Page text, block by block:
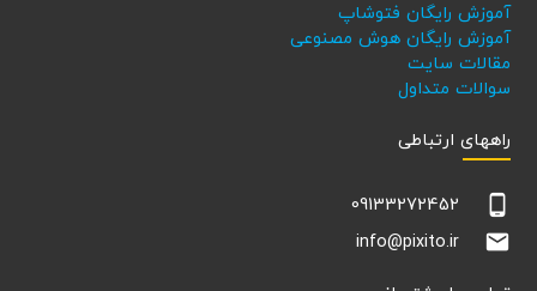
آموزش رایگان فتوشاپ
آموزش رایگان هوش مصنوعی
مقالات سایت
سوالات متداول
راههای ارتباطی
phone_android
09133272452
email
info@pixito.ir